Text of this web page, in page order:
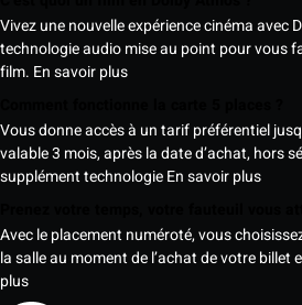
Vivez une nouvelle expérience cinéma avec
technologie audio mise au point pour vous
film. En savoir plus
Vous donne accès à un tarif préférentiel
valable 3 mois, après la date d’achat, hors
supplément technologieEn savoir plus
Avec le placement numéroté, vous
la salle au moment de l’achat de votre billet
plus